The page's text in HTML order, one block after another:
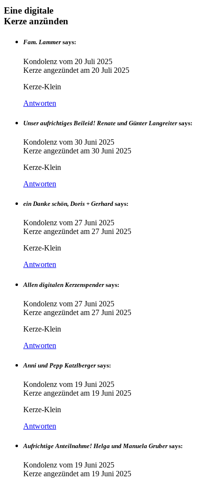
Eine digitale
Kerze anzünden
Fam. Lammer says:
Kondolenz vom 20 Juli 2025
Kerze angezündet am 20 Juli 2025
Kerze-Klein
Antworten
Unser aufrichtiges Beileid! Renate und Günter Langreiter says:
Kondolenz vom 30 Juni 2025
Kerze angezündet am 30 Juni 2025
Kerze-Klein
Antworten
ein Danke schön, Doris + Gerhard says:
Kondolenz vom 27 Juni 2025
Kerze angezündet am 27 Juni 2025
Kerze-Klein
Antworten
Allen digitalen Kerzenspender says:
Kondolenz vom 27 Juni 2025
Kerze angezündet am 27 Juni 2025
Kerze-Klein
Antworten
Anni und Pepp Katzlberger says:
Kondolenz vom 19 Juni 2025
Kerze angezündet am 19 Juni 2025
Kerze-Klein
Antworten
Aufrichtige Anteilnahme! Helga und Manuela Gruber says:
Kondolenz vom 19 Juni 2025
Kerze angezündet am 19 Juni 2025